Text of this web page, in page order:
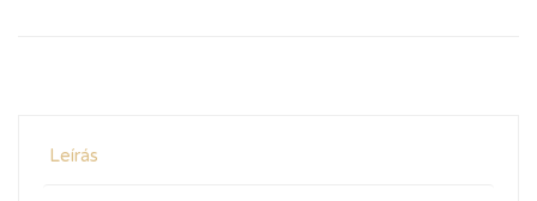
Leírás